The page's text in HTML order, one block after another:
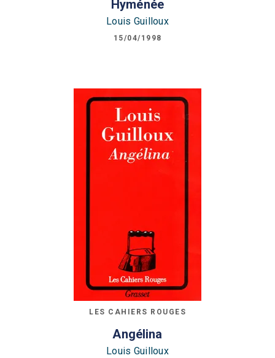
Hyménée
Louis Guilloux
15/04/1998
LES CAHIERS ROUGES
Angélina
Louis Guilloux